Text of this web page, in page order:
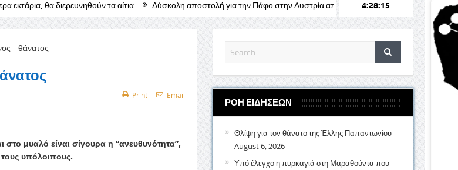
τα αίτια Δύσκολη αποστολή για την Πάφο στην Αυστρία απέναντι στη Σάλτσμπουργκ για το Europa League
4:28:17
Print Email
στο μυαλό είναι σίγουρα η “ανευθυνότητα”,
τους υπόλοιπους.
ΡΟΗ ΕΙΔΗΣΕΩΝ
Θλίψη για τον θάνατο της Έλλης Παπαντωνίου
August 6, 2026
Υπό έλεγχο η πυρκαγιά στη Μαραθούντα που